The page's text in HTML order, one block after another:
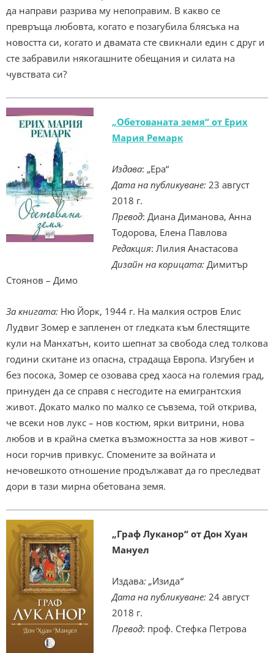
да направи разрива му непоправим. В какво се
превръща любовта, когато е позагубила блясъка на
новостта си, когато и двамата сте свикнали един с друг и
сте забравили някогашните обещания и силата на
чувствата си?
„Обетованата земя“ от Ерих
Мария Ремарк
Издава: „Ера“
Дата на публикуване: 23 август
2018 г.
Превод: Диана Диманова, Анна
Тодорова, Елена Павлова
Редакция: Лилия Анастасова
Дизайн на корицата: Димитър
Стоянов – Димо
За книгата: Ню Йорк, 1944 г. На малкия остров Елис
Лудвиг Зомер е запленен от гледката към блестящите
кули на Манхатън, които шепнат за свобода след толкова
години скитане из опасна, страдаща Европа. Изгубен и
без посока, Зомер се озовава сред хаоса на големия град,
принуден да се справя с несгодите на емигрантския
живот. Докато малко по малко се съвзема, той открива,
че всеки нов лукс – нов костюм, ярки витрини, нова
любов и в крайна сметка възможността за нов живот –
носи горчив привкус. Спомените за войната и
нечовешкото отношение продължават да го преследват
дори в тази мирна обетована земя.
„Граф Луканор“ от Дон Хуан
Мануел
Издава: „Изида“
Дата на публикуване: 24 август
2018 г.
Превод: проф. Стефка Петрова